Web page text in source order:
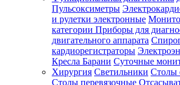
Пульсоксиметры
и рулетки электронные
категории Приборы для
двигательного аппарата
кардиорегистраторы
Кресла Барани Суточные
Хирургия Светильники Столы
Столы перевязочные